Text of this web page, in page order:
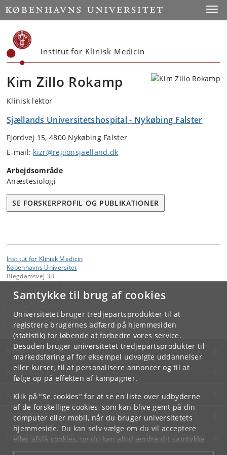
Samtykke til brug af cookies
Universitetet bruger tredjepartsprodukter til at
registrere brugernes adfærd på hjemmesiden
(statistik) for løbende at forbedre vores service.
Desuden bruger universitetet tredjepartsprodukter til
markedsføring af for eksempel udvalgte uddannelser
eller kurser, til at personalisere annoncer og til at
følge op på effekten af kampagner.
Klik på "Se cookies" for at se en liste over udbyderne
af de forskellige cookies, som kan blive gemt på din
computer eller mobil, når du bruger universitetets
hjemmeside. Du kan selv vælge om du vil acceptere
eller afslå cookies, og du kan altid ændre dit samtykke
underCookie- og privatlivspolitiksom du finder i
Start
Institut for Klinisk Medicin
Kim Zillo Rokamp
Klinisk lektor
Sjællands Universitetshospital - Nykøbing Falster
Fjordvej 15, 4800 Nykøbing Falster
E-mail: kizr@regionsjaelland.dk
Arbejdsområde
Anæstesiologi
SE FORSKERPROFIL OG PUBLIKATIONER
Institut for Klinisk Medicin
Københavns Universitet
Blegdamsvej 3B
Institut for Klinisk Medicin
KØBENHAVNS UNIVERSITET
KONTAKT
SERVICES
FOR STUDERENDE OG ANSATTE
JOB OG KARRIERE